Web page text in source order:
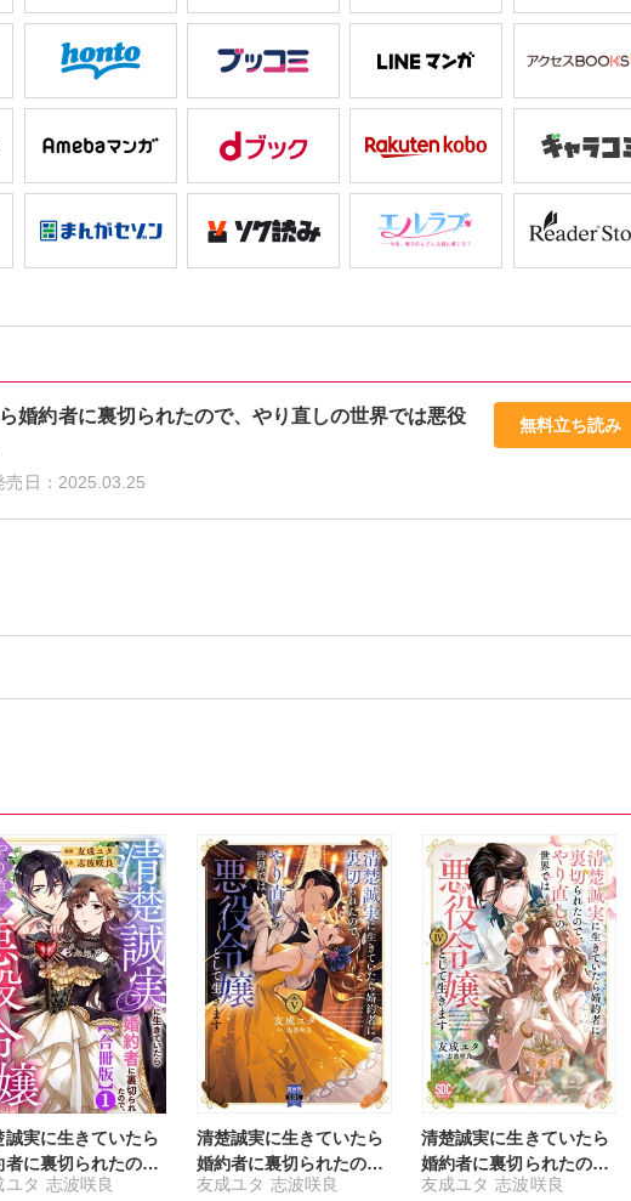
婚約者に裏切られたので、やり直しの世界では悪役
売日： 2025.03.25
無料立ち読み
誠実に生きていたら
者に裏切られたの
やり直しの世界では
ユタ 志波咲良
清楚誠実に生きていたら
婚約者に裏切られたの
で、やり直しの世界では
友成ユタ 志波咲良
清楚誠実に生きていたら
婚約者に裏切られたの
で、やり直しの世界では
友成ユタ 志波咲良